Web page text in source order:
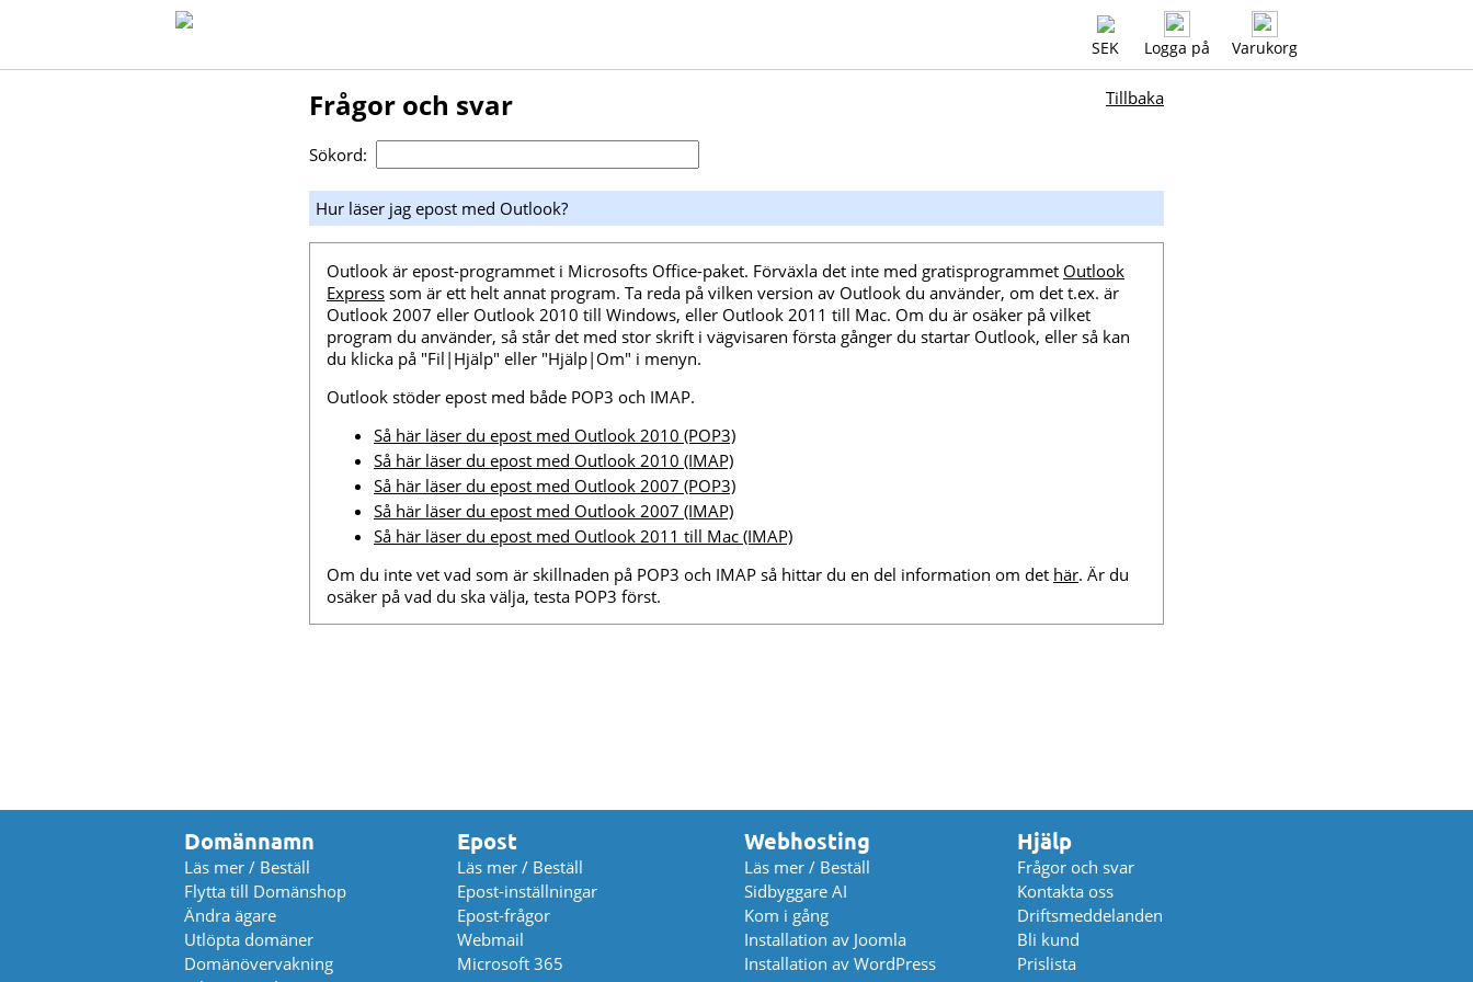
SEK Logga på Varukorg
Frågor och svar Tillbaka
Sökord:
Hur läser jag epost med Outlook?
Outlook är epost-programmet i Microsofts Office-paket. Förväxla det inte med gratisprogrammet Outlook
Express som är ett helt annat program. Ta reda på vilken version av Outlook du använder, om det t.ex. är
Outlook 2007 eller Outlook 2010 till Windows, eller Outlook 2011 till Mac. Om du är osäker på vilket
program du använder, så står det med stor skrift i vägvisaren första gånger du startar Outlook, eller så kan
du klicka på "Fil|Hjälp" eller "Hjälp|Om" i menyn.
Outlook stöder epost med både POP3 och IMAP.
Så här läser du epost med Outlook 2010 (POP3)
Så här läser du epost med Outlook 2010 (IMAP)
Så här läser du epost med Outlook 2007 (POP3)
Så här läser du epost med Outlook 2007 (IMAP)
Så här läser du epost med Outlook 2011 till Mac (IMAP)
Om du inte vet vad som är skillnaden på POP3 och IMAP så hittar du en del information om det här. Är du
osäker på vad du ska välja, testa POP3 först.
Domännamn
Läs mer / Beställ
Flytta till Domänshop
Ändra ägare
Utlöpta domäner
Domänövervakning
Epost
Läs mer / Beställ
Epost-inställningar
Epost-frågor
Webmail
Microsoft 365
Webhosting
Läs mer / Beställ
Sidbyggare AI
Kom i gång
Installation av Joomla
Installation av WordPress
Hjälp
Frågor och svar
Kontakta oss
Driftsmeddelanden
Bli kund
Prislista